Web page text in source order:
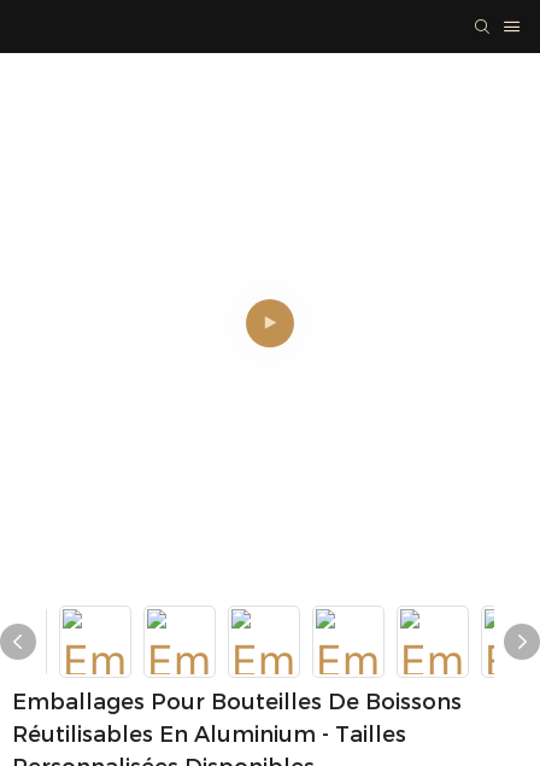
Emballages Pour Bouteilles De Boissons
Réutilisables En Aluminium - Tailles